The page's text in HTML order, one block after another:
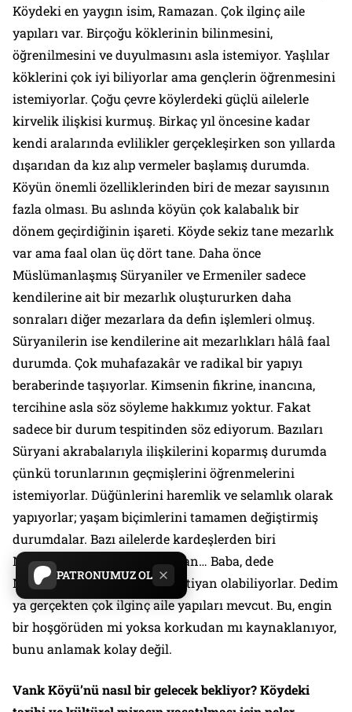
PATRONUMUZ OL
Köydeki en yaygın isim, Ramazan. Çok ilginç aile
yapıları var. Birçoğu köklerinin bilinmesini,
öğrenilmesini ve duyulmasını asla istemiyor. Yaşlılar
köklerini çok iyi biliyorlar ama gençlerin öğrenmesini
istemiyorlar. Çoğu çevre köylerdeki güçlü ailelerle
kirvelik ilişkisi kurmuş. Birkaç yıl öncesine kadar
kendi aralarında evlilikler gerçekleşirken son yıllarda
dışarıdan da kız alıp vermeler başlamış durumda.
Köyün önemli özelliklerinden biri de mezar sayısının
fazla olması. Bu aslında köyün çok kalabalık bir
dönem geçirdiğinin işareti. Köyde sekiz tane mezarlık
var ama faal olan üç dört tane. Daha önce
Müslümanlaşmış Süryaniler ve Ermeniler sadece
kendilerine ait bir mezarlık oluştururken daha
sonraları diğer mezarlara da defin işlemleri olmuş.
Süryanilerin ise kendilerine ait mezarlıkları hâlâ faal
durumda. Çok muhafazakâr ve radikal bir yapıyı
beraberinde taşıyorlar. Kimsenin fikrine, inancına,
tercihine asla söz söyleme hakkımız yoktur. Fakat
sadece bir durum tespitinden söz ediyorum. Bazıları
Süryani akrabalarıyla ilişkilerini koparmış durumda
çünkü torunlarının geçmişlerini öğrenmelerini
istemiyorlar. Düğünlerini haremlik ve selamlık olarak
yapıyorlar; yaşam biçimlerini tamamen değiştirmiş
durumdalar. Bazı ailelerde kardeşlerden biri
Müslüman diğeri ise Hıristiyan… Baba, dede
Müslümanken torunlar Hıristiyan olabiliyorlar. Dedim
ya gerçekten çok ilginç aile yapıları mevcut. Bu, engin
bir hoşgörüden mi yoksa korkudan mı kaynaklanıyor,
bunu anlamak kolay değil.
Vank Köyü’nü nasıl bir gelecek bekliyor? Köydeki